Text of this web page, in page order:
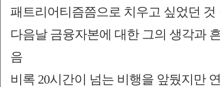
패트리어티즘쯤으로 치우고 싶었던 것
다음날 금융자본에 대한 그의 생각과
음
비록 20시간이 넘는 비행을 앞뒀지만